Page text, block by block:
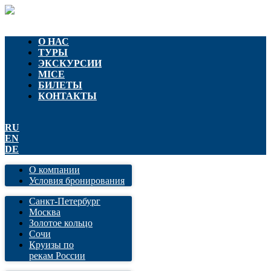
О НАС
ТУРЫ
ЭКСКУРСИИ
MICE
БИЛЕТЫ
КОНТАКТЫ
RU
EN
DE
О компании
Условия бронирования
Санкт-Петербург
Москва
Золотое кольцо
Сочи
Круизы по
рекам России